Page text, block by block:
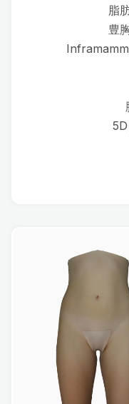
脂
豊